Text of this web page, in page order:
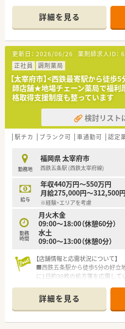
50枚となっており、外来と在宅の
■お取扱いの薬品品目は1200程
【法人特徴について】
■2021年に東証グロース市場へ
全国で60店舗以上を展開している
■超高齢化社会を見据えて在宅医
ており、自社開発の専用システ
■女性の育休取得率が100％であ
も豊富で、多様な働き方を支援す
【こんな方が活躍中】
■病院薬剤師として病棟業務に携
かしてより深く患者様と関われ
す。
■子育て中のママさん薬剤師も多
す。
■異業種や官公庁出身の未経験者
教育カリキュラムを経て一線の
す。
詳細を見る
更新日： 2026/06/26 薬剤師求人ID：
正社員
調剤薬局
【太宰府市】<西鉄最寄駅から徒歩
師店舗★地場チェーン薬局で福利
格取得支援制度も整っています
検討リスト
駅チカ ブランク可 車通勤可 認定
勤務地
福岡県 太宰府市
西鉄五条駅 (西鉄太宰府線)
給与
年収440万円～550万円
月給275,000円～312,500円
※経験・エリアを考慮
勤務
時間
月火木金
09:00～18:00（休憩60分）
水土
09:00～13:00（休憩0分）
【店舗情報と応需状況について】
■西鉄五条駅から徒歩5分の好立
に1日約30枚の処方箋を応需してい
密着した丁寧な服薬指導を行って
■近隣店舗からのヘルプ体制も充
時間帯でも安心して業務に専念で
詳細を見る